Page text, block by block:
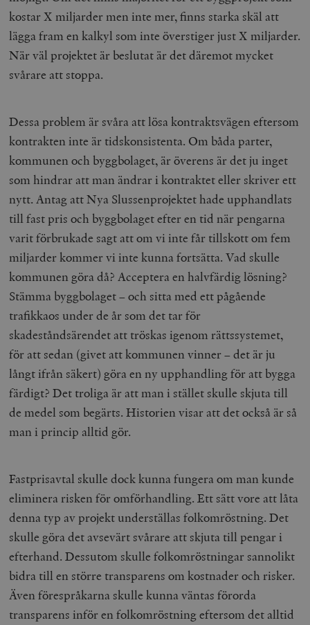
kostar X miljarder men inte mer, finns starka skäl att
lägga fram en kalkyl som inte överstiger just X miljarder.
När väl projektet är beslutat är det däremot mycket
svårare att stoppa.
Dessa problem är svåra att lösa kontraktsvägen eftersom
kontrakten inte är tidskonsistenta. Om båda parter,
kommunen och byggbolaget, är överens är det ju inget
som hindrar att man ändrar i kontraktet eller skriver ett
nytt. Antag att Nya Slussenprojektet hade upphandlats
till fast pris och byggbolaget efter en tid när pengarna
varit förbrukade sagt att om vi inte får tillskott om fem
miljarder kommer vi inte kunna fortsätta. Vad skulle
kommunen göra då? Acceptera en halvfärdig lösning?
Stämma byggbolaget – och sitta med ett pågående
trafikkaos under de år som det tar för
skadeståndsärendet att tröskas igenom rättssystemet,
för att sedan (givet att kommunen vinner – det är ju
långt ifrån säkert) göra en ny upphandling för att bygga
färdigt? Det troliga är att man i stället skulle skjuta till
de medel som begärts. Historien visar att det också är så
man i princip alltid gör.
Fastprisavtal skulle dock kunna fungera om man kunde
eliminera risken för omförhandling. Ett sätt vore att låta
denna typ av projekt underställas folkomröstning. Det
skulle göra det avsevärt svårare att skjuta till pengar i
efterhand. Dessutom skulle folkomröstningar sannolikt
bidra till en större transparens om kostnader och risker.
Även förespråkarna skulle kunna väntas förorda
transparens inför en folkomröstning eftersom det alltid